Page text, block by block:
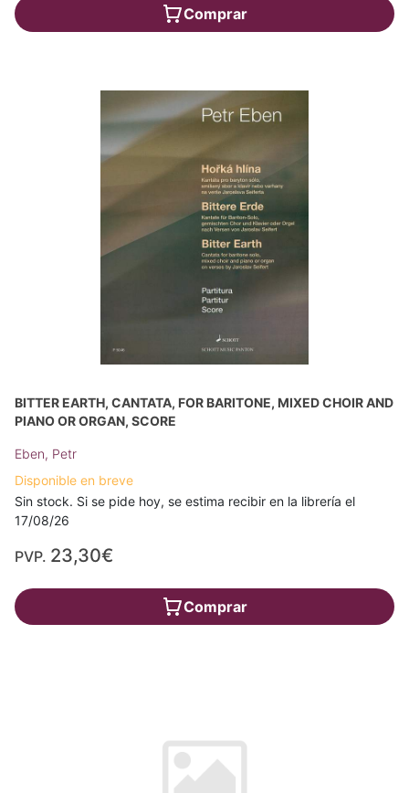
Comprar
BITTER EARTH, CANTATA, FOR BARITONE, MIXED CHOIR AND
PIANO OR ORGAN, SCORE
Eben, Petr
Disponible en breve
Sin stock. Si se pide hoy, se estima recibir en la librería el
17/08/26
PVP. 23,30€
Comprar